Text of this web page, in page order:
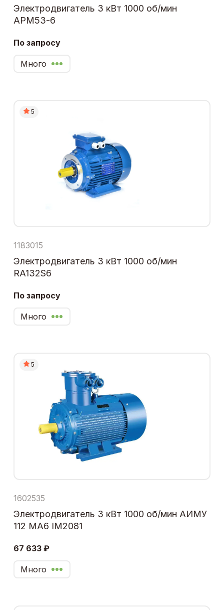
Электродвигатель 3 кВт 1000 об/мин
АРМ53-6
По запросу
Много
5
1183015
Электродвигатель 3 кВт 1000 об/мин
RA132S6
По запросу
Много
5
1602535
Электродвигатель 3 кВт 1000 об/мин АИМУ
112 МА6 IM2081
67 633 ₽
Много